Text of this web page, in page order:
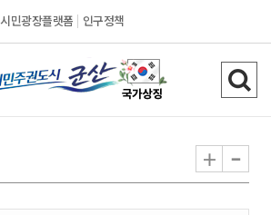
시민광장플랫폼 인구정책
시
민
권
검
색
기
+ -